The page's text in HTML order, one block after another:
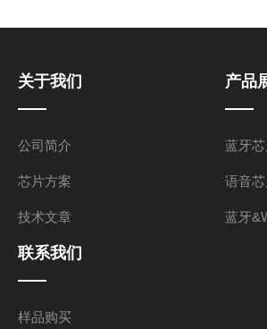
关于我们
公司简介
芯片方案
技术文章
产品
蓝牙
语音
蓝牙
联系我们
样品购买